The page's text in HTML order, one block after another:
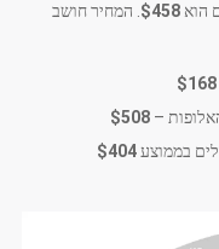
הוא $458 . המחיר חושב
$168
–
$508
$404